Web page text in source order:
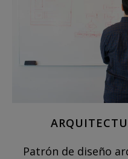
Patrón de diseño